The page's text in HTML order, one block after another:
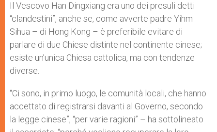
Il Vescovo Han Dingxiang era uno dei presuli detti
“clandestini”, anche se, come avverte padre Yihm
Sihua – di Hong Kong – è preferibile evitare di
parlare di due Chiese distinte nel continente cinese;
esiste un’unica Chiesa cattolica, ma con tendenze
diverse.
“Ci sono, in primo luogo, le comunità locali, che hanno
accettato di registrarsi davanti al Governo, secondo
la legge cinese”, “per varie ragioni” – ha sottolineato